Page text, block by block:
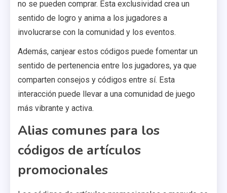
no se pueden comprar. Esta exclusividad crea un
sentido de logro y anima a los jugadores a
involucrarse con la comunidad y los eventos.
Además, canjear estos códigos puede fomentar un
sentido de pertenencia entre los jugadores, ya que
comparten consejos y códigos entre sí. Esta
interacción puede llevar a una comunidad de juego
más vibrante y activa.
Alias comunes para los
códigos de artículos
promocionales